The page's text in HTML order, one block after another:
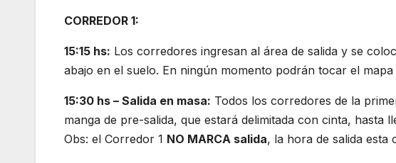
CORREDOR 1:
15:15 hs: Los corredores ingresan al área de salida y se
abajo en el suelo. En ningún momento podrán tocar el
15:30 hs – Salida en masa: Todos los corredores de la
manga de pre-salida, que estará delimitada con cinta, hasta
Obs: el Corredor 1 NO MARCA salida, la hora de salida esta